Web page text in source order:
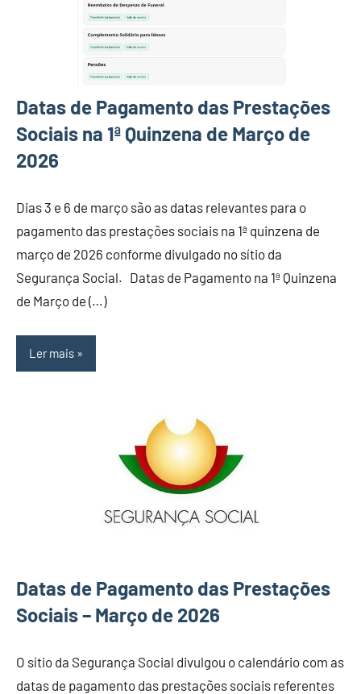
Datas de Pagamento das Prestações
Sociais na 1ª Quinzena de Março de
2026
Dias 3 e 6 de março são as datas relevantes para o
pagamento das prestações sociais na 1ª quinzena de
março de 2026 conforme divulgado no sítio da
Segurança Social. Datas de Pagamento na 1ª Quinzena
de Março de (…)
Ler mais
Datas de Pagamento das Prestações
Sociais – Março de 2026
O sítio da Segurança Social divulgou o calendário com as
datas de pagamento das prestações sociais referentes